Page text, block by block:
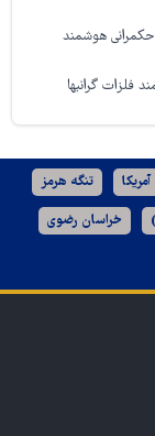
هوشمند
فلزات گرانبها
آمریکا تنگه هرمز
خراسان رضوی